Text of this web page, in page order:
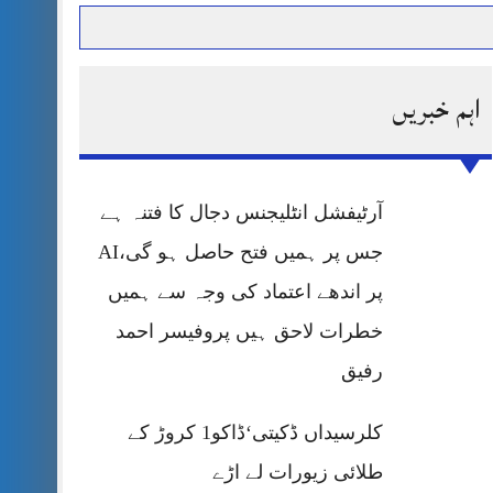
پر قربان
پریس کانفرنس
اہم خبریں
آرٹیفشل انٹلیجنس دجال کا فتنہ ہے
جس پر ہمیں فتح حاصل ہو گی،AI
پر اندھے اعتماد کی وجہ سے ہمیں
خطرات لاحق ہیں پروفیسر احمد
رفیق
کلرسیداں ڈکیتی‘ڈاکو1 کروڑ کے
طلائی زیورات لے اڑے